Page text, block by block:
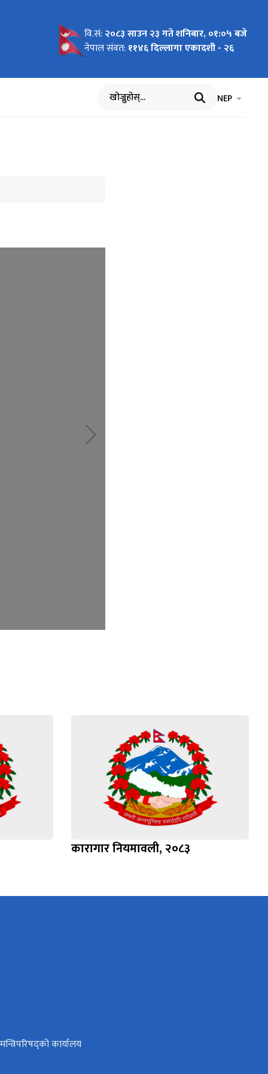
वि.सं: २०८३ साउन २३ गते शनिबार, ०१:०५ बजे
नेपाल संवत: ११४६ दिल्लागा एकादशी - २६
खोज्नुहोस् भाषा चयन
NEP
कारागार नियमावली, २०८३
कार्यालय